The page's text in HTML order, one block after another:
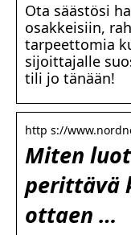
Ota säästösi
osakkeisiin,
tarpeettomia
sijoittajalle
tili jo tänään!
http s://
Miten
perittävä
ottaen …